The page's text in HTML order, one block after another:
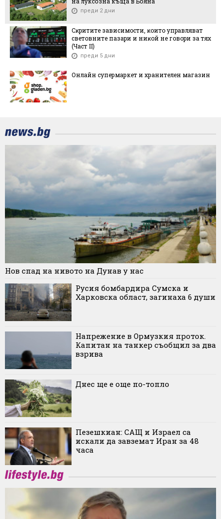
преди 2 дни
Cĸpититe зaвиcимocти, ĸoитo yпpaвлявaт
cвeтoвнитe пaзapи и ниĸoй нe гoвopи зa тяx
(Чacт ІI)
преди 5 дни
Онлайн супермаркет и хранителен магазин
Нов спад на нивото на Дунав у нас
Русия бомбардира Сумска и
Харковска област, загинаха 6 души
Напрежение в Ормузкия проток.
Капитан на танкер съобщил за два
взрива
Днес ще е още по-топло
Пезешкиан: САЩ и Израел са
искали да завземат Иран за 48
часа